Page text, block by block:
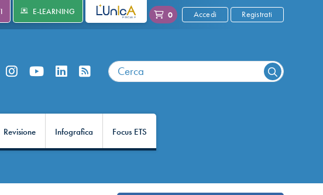
E-LEARNING L'UNICA 0 Accedi Registrati
Revisione Infografica Focus ETS